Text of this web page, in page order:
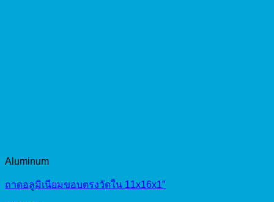
Aluminum
ถาดอลูมิเนียมขอบตรงวัดใน 11x16x1″